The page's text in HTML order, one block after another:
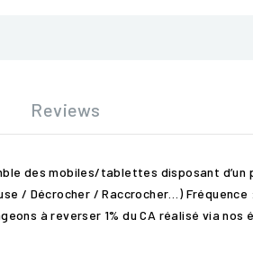
Reviews
des mobiles/tablettes disposant
/ Décrocher / Raccrocher…)
à reverser 1% du CA réalisé via nos